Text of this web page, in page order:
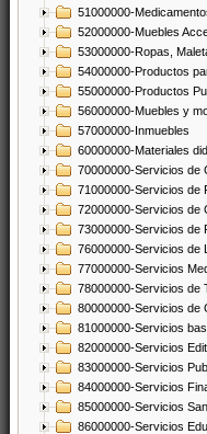
51000000-
52000000-Muebles
53000000-Ropas,
54000000-Productos
55000000-Productos
56000000-Muebles y
57000000-Inmuebles
60000000-Materiales
70000000-Servicios de
71000000-Servicios de
72000000-Servicios de
73000000-Servicios de
76000000-Servicios de
77000000-Servicios
78000000-Servicios de
80000000-Servicios de
81000000-Servicios
82000000-Servicios
83000000-Servicios
84000000-Servicios
85000000-Servicios
86000000-Servicios